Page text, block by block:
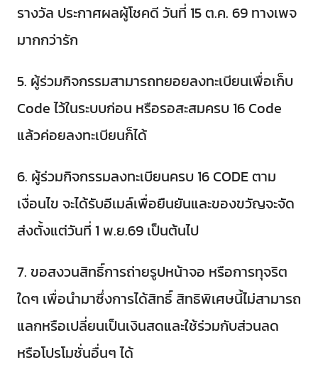
รางวัล ประกาศผลผู้โชคดี วันที่ 15 ต.ค. 69 ทางเพจ
มากกว่ารัก
5. ผู้ร่วมกิจกรรมสามารถทยอยลงทะเบียนเพื่อเก็บ
Code ไว้ในระบบก่อน หรือรอสะสมครบ 16 Code
แล้วค่อยลงทะเบียนก็ได้
6. ผู้ร่วมกิจกรรมลงทะเบียนครบ 16 CODE ตาม
เงื่อนไข จะได้รับอีเมล์เพื่อยืนยันและของขวัญจะจัด
ส่งตั้งแต่วันที่ 1 พ.ย.69 เป็นต้นไป
7. ขอสงวนสิทธิ์การถ่ายรูปหน้าจอ หรือการทุจริต
ใดๆ เพื่อนำมาซึ่งการได้สิทธิ์ สิทธิพิเศษนี้ไม่สามารถ
แลกหรือเปลี่ยนเป็นเงินสดและใช้ร่วมกับส่วนลด
หรือโปรโมชั่นอื่นๆ ได้